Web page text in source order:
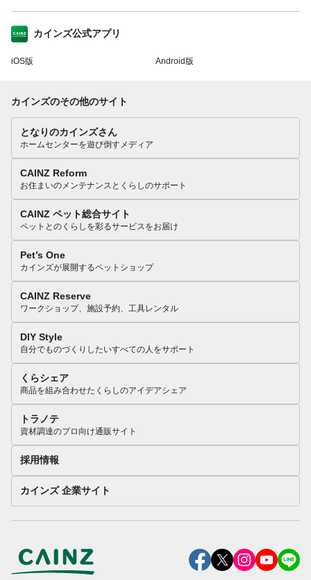
カインズ公式アプリ
iOS版 Android版
カインズのその他のサイト
となりのカインズさん
ホームセンターを遊び倒すメディア
CAINZ Reform
お住まいのメンテナンスとくらしのサポート
CAINZ ペット総合サイト
ペットとのくらしを彩るサービスをお届け
Pet’s One
カインズが展開するペットショップ
CAINZ Reserve
ワークショップ、施設予約、工具レンタル
DIY Style
自分でものづくりしたいすべての人をサポート
くらシェア
商品を組み合わせたくらしのアイデアシェア
トラノテ
資材調達のプロ向け通販サイト
採用情報
カインズ 企業サイト